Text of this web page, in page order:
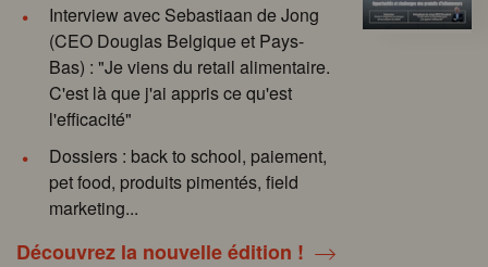
Interview avec Sebastiaan de Jong
(CEO Douglas Belgique et Pays-
Bas) : "Je viens du retail alimentaire.
C'est là que j'ai appris ce qu'est
l'efficacité"
Dossiers : back to school, paiement,
pet food, produits pimentés, field
marketing...
Découvrez la nouvelle édition !